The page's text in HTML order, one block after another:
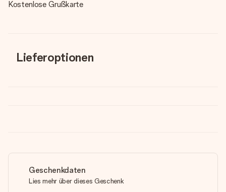
Kostenlose Grußkarte
Lieferoptionen
Geschenkdaten
Lies mehr über dieses Geschenk